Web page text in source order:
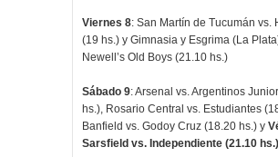
Viernes 8: San Martín de Tucumán vs.
(19 hs.) y Gimnasia y Esgrima (La
Newell’s Old Boys (21.10 hs.)
Sábado 9: Arsenal vs. Argentinos
hs.), Rosario Central vs. Estudiantes
Banfield vs. Godoy Cruz (18.20 hs.) y
Sarsfield vs. Independiente (21.10 hs.)